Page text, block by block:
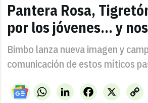
Pantera Rosa,
por los jóvenes… y
Bimbo lanza nueva imagen y
comunicación de estos míticos
WhatsAppLinkedIn X
Facebook